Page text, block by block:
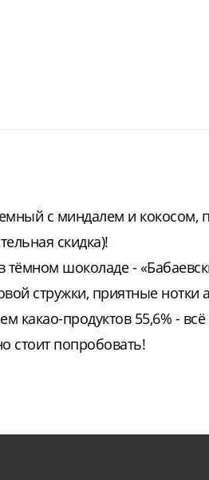
с миндалем и кокосом,
скидка)!
в тёмном шоколаде -
стружки, приятные
какао-продуктов 55,6% -
стоит попробовать!